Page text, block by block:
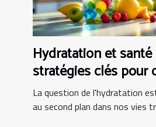
Hydratation et
stratégies clés pour
votre
quotidien
La question de l'hydratation
au second plan dans nos vies